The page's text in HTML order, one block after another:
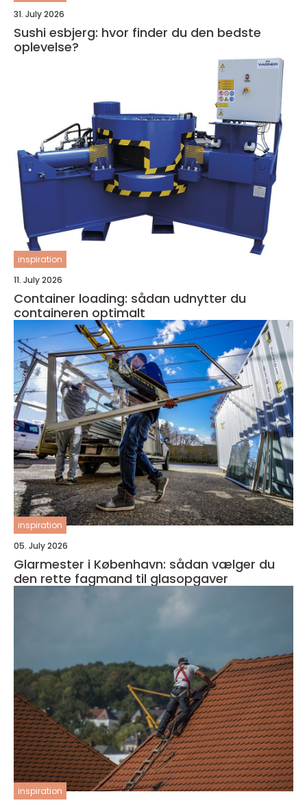
31. July 2026
Sushi esbjerg: hvor finder du den bedste
oplevelse?
inspiration
11. July 2026
Container loading: sådan udnytter du
containeren optimalt
inspiration
05. July 2026
Glarmester i København: sådan vælger du
den rette fagmand til glasopgaver
inspiration